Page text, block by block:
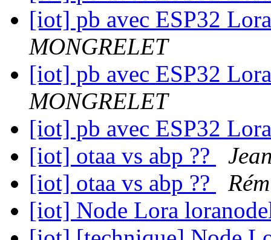
[iot] pb avec ESP32
MONGRELET
[iot] pb avec ESP32
MONGRELET
[iot] pb avec ESP32
[iot] otaa vs abp ??
[iot] otaa vs abp ??
[iot] Node Lora